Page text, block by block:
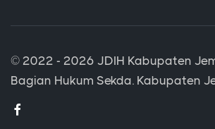
© 2022 - 2026 JDIH Kabupaten
Bagian Hukum Sekda. Kabupaten